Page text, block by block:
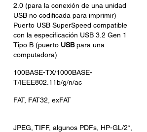
2.0 (para la conexión de una unidad
USB no codificada para imprimir)
Puerto USB SuperSpeed compatible
con la especificación USB 3.2 Gen 1
Tipo B (puerto USBpara una
computadora)
100BASE-TX/1000BASE-
T/IEEE802.11b/g/n/ac
FAT, FAT32, exFAT
JPEG, TIFF, algunos PDFs, HP-GL/2*,